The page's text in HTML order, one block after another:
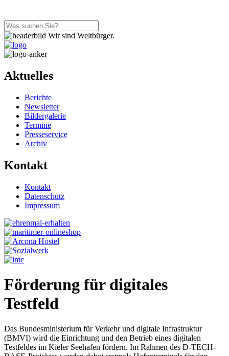
Wir sind Weltbürger.
Aktuelles
Berichte
Newsletter
Bildergalerie
Termine
Presseservice
Archiv
Kontakt
Kontakt
Datenschutz
Impressum
Förderung für digitales
Testfeld
Das Bundesministerium für Verkehr und digitale Infrastruktur
(BMVI) wird die Einrichtung und den Betrieb eines digitalen
Testfeldes im Kieler Seehafen fördern. Im Rahmen des D-TECH-